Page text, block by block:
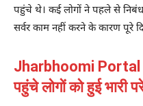
पहुंचे थे। कई लोगों ने पहले से
सर्वर काम नहीं करने के कारण पूरे
Jharbhoomi Portal
पहुंचे लोगों को हुई भारी